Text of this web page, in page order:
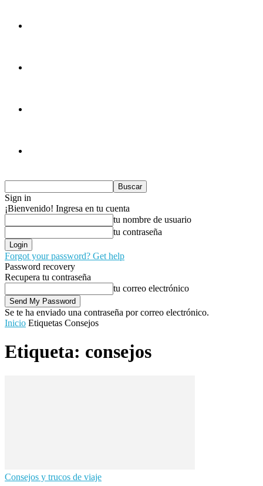
Sign in
¡Bienvenido! Ingresa en tu cuenta
tu nombre de usuario
tu contraseña
Forgot your password? Get help
Password recovery
Recupera tu contraseña
tu correo electrónico
Se te ha enviado una contraseña por correo electrónico.
Inicio Etiquetas Consejos
Etiqueta: consejos
Consejos y trucos de viaje